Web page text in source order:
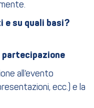
e su quali basi?
partecipazione
all’evento
ecc.) e la